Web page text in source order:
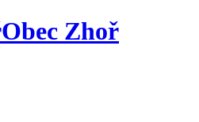
Obec Zhoř